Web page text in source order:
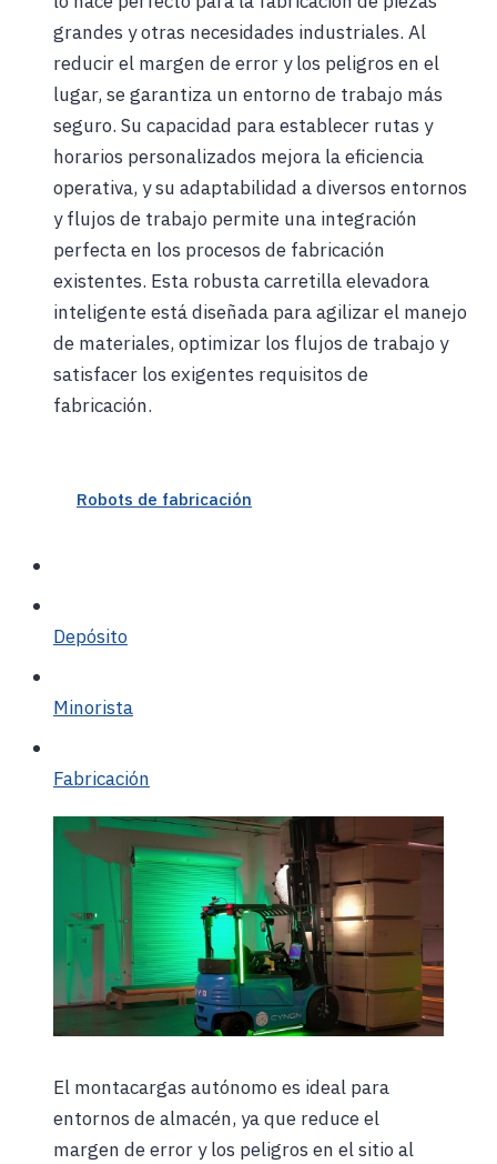
grandes y otras necesidades industriales. Al
reducir el margen de error y los peligros en el
lugar, se garantiza un entorno de trabajo más
seguro. Su capacidad para establecer rutas y
horarios personalizados mejora la eficiencia
operativa, y su adaptabilidad a diversos entornos
y flujos de trabajo permite una integración
perfecta en los procesos de fabricación
existentes. Esta robusta carretilla elevadora
inteligente está diseñada para agilizar el manejo
de materiales, optimizar los flujos de trabajo y
satisfacer los exigentes requisitos de
fabricación.
Robots de fabricación
Depósito
Minorista
Fabricación
El montacargas autónomo es ideal para
entornos de almacén, ya que reduce el
margen de error y los peligros en el sitio al